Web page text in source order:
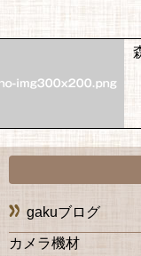
gakuブログ
カメラ機材